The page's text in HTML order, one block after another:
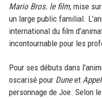
Mario Bros. le film, mise
un large public familial.
international du film
incontournable pour les
Pour ses débuts dans
oscarisé pour Duneet
personnage de Joe. Selon